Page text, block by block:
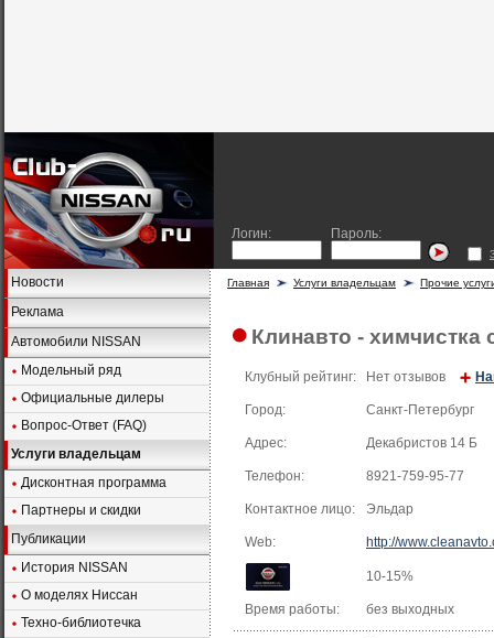
Логин: Пароль:
Новости
Реклама
Автомобили NISSAN
Модельный ряд
Официальные дилеры
Вопрос-Ответ (FAQ)
Услуги владельцам
Дисконтная программа
Партнеры и скидки
Публикации
История NISSAN
О моделях Ниссан
Техно-библиотечка
Главная Услуги владельцам Прочие
Клинавто - химчистка
Клубный рейтинг: Нет отзывов
Город: Санкт-Петербург
Адрес: Декабристов 14 Б
Телефон: 8921-759-95-77
Контактное лицо: Эльдар
Web: http://
10-15%
Время работы: без выходных